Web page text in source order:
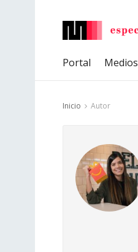
Portal Medios
Inicio Autor